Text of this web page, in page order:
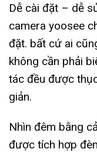
Dễ cài đặt – dễ
camera yoosee
đặt. bất cứ ai
không cần phải
tác đều được
giản.
Nhìn đêm bằng
được tích hợp